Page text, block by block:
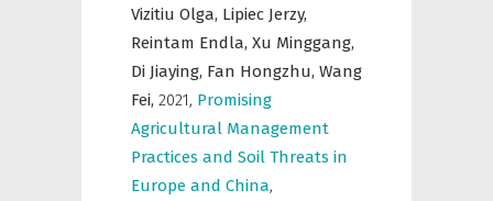
Vizitiu Olga, Lipiec Jerzy,
Reintam Endla, Xu Minggang,
Di Jiaying, Fan Hongzhu, Wang
Fei, 2021, Promising
Agricultural Management
Practices and Soil Threats in
Europe and China,